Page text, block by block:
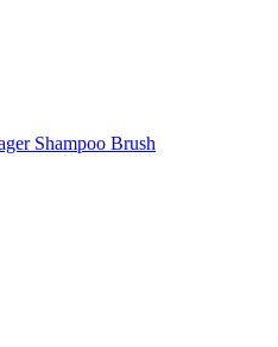
Shampoo Brush